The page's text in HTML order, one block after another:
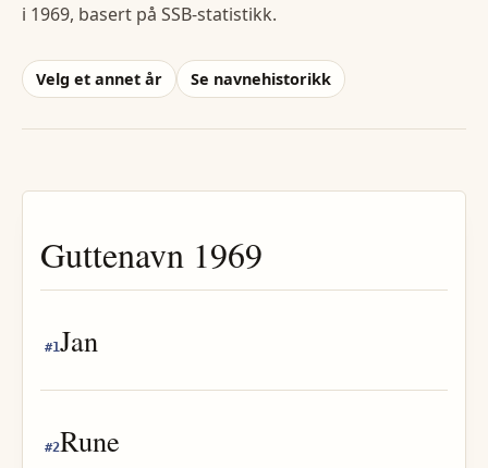
i 1969, basert på SSB-statistikk.
Velg et annet år Se navnehistorikk
Guttenavn 1969
#1Jan
#2Rune